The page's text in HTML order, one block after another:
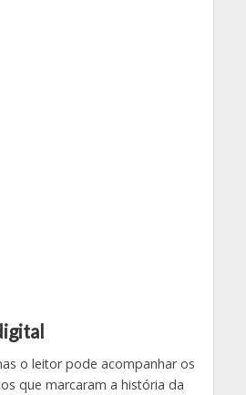
o leitor pode acompanhar os
que marcaram a história da